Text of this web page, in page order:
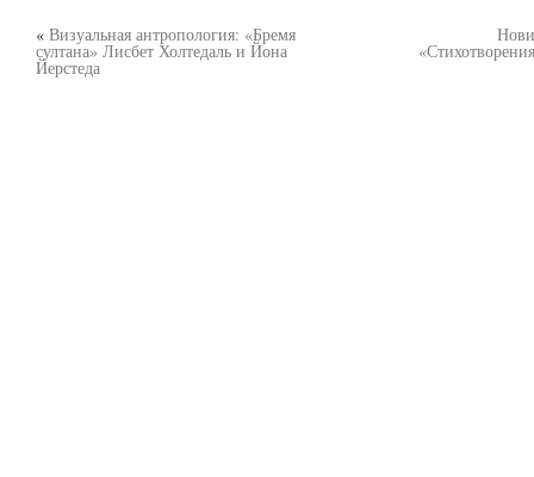
« Визуальная антропология: «Бремя
султана» Лисбет Холтедаль и Йона
Йерстеда